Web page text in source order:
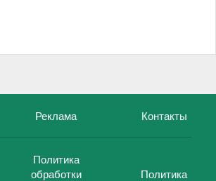
Реклама Контакты
Политика
обработки
Политика